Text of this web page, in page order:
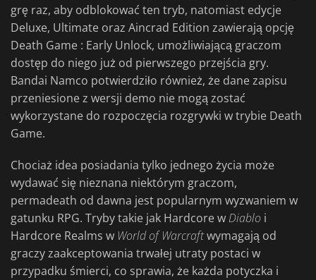
grę raz, aby odblokować ten tryb, natomiast edycje
Deluxe, Ultimate oraz Aincrad Edition zawierają opcję
Death Game : Early Unlock, umożliwiającą graczom
dostęp do niego już od pierwszego przejścia gry.
Bandai Namco potwierdziło również, że dane zapisu
przeniesione z wersji demo nie mogą zostać
wykorzystane do rozpoczęcia rozgrywki w trybie Death
Game.
Chociaż idea posiadania tylko jednego życia może
wydawać się nieznana niektórym graczom,
permadeath od dawna jest popularnym wyzwaniem w
gatunku RPG. Tryby takie jak Hardcore wDiablo i
Hardcore Realms w World of Warcraftwymagają od
graczy zaakceptowania trwałej utraty postaci w
przypadku śmierci, co sprawia, że każda potyczka i